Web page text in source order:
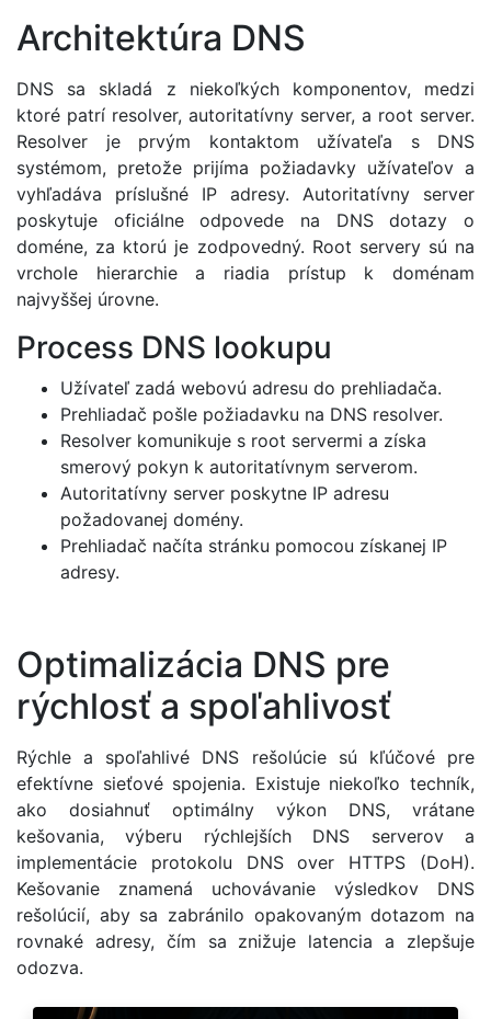
Architektúra DNS
DNS sa skladá z niekoľkých komponentov, medzi
ktoré patrí resolver, autoritatívny server, a root server.
Resolver je prvým kontaktom užívateľa s DNS
systémom, pretože prijíma požiadavky užívateľov a
vyhľadáva príslušné IP adresy. Autoritatívny server
poskytuje oficiálne odpovede na DNS dotazy o
doméne, za ktorú je zodpovedný. Root servery sú na
vrchole hierarchie a riadia prístup k doménam
najvyššej úrovne.
Process DNS lookupu
Užívateľ zadá webovú adresu do prehliadača.
Prehliadač pošle požiadavku na DNS resolver.
Resolver komunikuje s root servermi a získa
smerový pokyn k autoritatívnym serverom.
Autoritatívny server poskytne IP adresu
požadovanej domény.
Prehliadač načíta stránku pomocou získanej IP
adresy.
Optimalizácia DNS pre
rýchlosť a spoľahlivosť
Rýchle a spoľahlivé DNS rešolúcie sú kľúčové pre
efektívne sieťové spojenia. Existuje niekoľko techník,
ako dosiahnuť optimálny výkon DNS, vrátane
kešovania, výberu rýchlejších DNS serverov a
implementácie protokolu DNS over HTTPS (DoH).
Kešovanie znamená uchovávanie výsledkov DNS
rešolúcií, aby sa zabránilo opakovaným dotazom na
rovnaké adresy, čím sa znižuje latencia a zlepšuje
odozva.